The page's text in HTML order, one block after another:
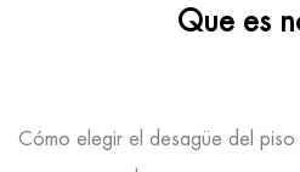
Que es
Cómo elegir el desagüe del